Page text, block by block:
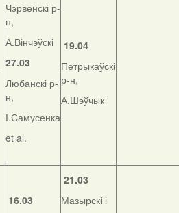
Чэрвенскі р-
н,
А.Вінчэўскі
27.03
Любанскі р-
н,
І.Самусенка
et al.
19.04
Петрыкаўскі
р-н,
А.Шэўчык
16.03
21.03
Мазырскі і